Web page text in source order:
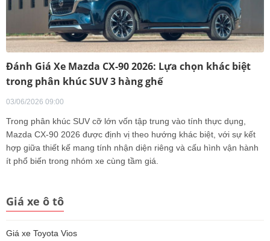
Đánh Giá Xe Mazda CX-90 2026: Lựa chọn khác biệt
trong phân khúc SUV 3 hàng ghế
03/06/2026 09:00
Trong phân khúc SUV cỡ lớn vốn tập trung vào tính thực dụng,
Mazda CX-90 2026 được định vị theo hướng khác biệt, với sự kết
hợp giữa thiết kế mang tính nhận diện riêng và cấu hình vận hành
ít phổ biến trong nhóm xe cùng tầm giá.
Giá xe ô tô
Giá xe Toyota Vios